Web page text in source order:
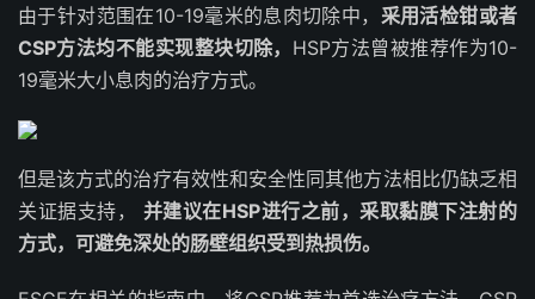
由于针对范围在10-19毫米的息肉切除中， 采用活检钳或者
CSP方法均不能实现整块切除， HSP方法曾被推荐作为10-
19毫米大小息肉的治疗方式。
但是该方式的治疗有效性和安全性同其他方法相比仍缺乏相
关证据支持， 并建议在HSP进行之前，采取黏膜下注射的
方式，可避免深处的肠壁组织受到热损伤。